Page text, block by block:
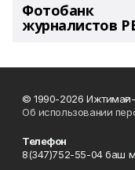
Фотобанк
журналистов
© 1990-2026
Об использовании
Телефон
8(347)752-55-04 баш